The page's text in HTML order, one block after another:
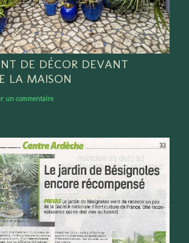
DE DÉCOR DEVANT
LA MAISON
un commentaire